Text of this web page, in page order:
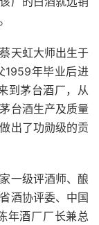
天虹大师出生于
1959年毕业后进
到茅台酒厂，从
台酒生产及质量
出了功勋级的贡
一级评酒师、酿
酒协评委、中国
年酒厂厂长兼总